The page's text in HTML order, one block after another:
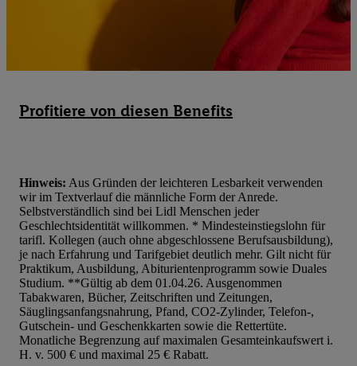
Profitiere von diesen Benefits
Hinweis: Aus Gründen der leichteren Lesbarkeit verwenden
wir im Textverlauf die männliche Form der Anrede.
Selbstverständlich sind bei Lidl Menschen jeder
Geschlechtsidentität willkommen. * Mindesteinstiegslohn für
tarifl. Kollegen (auch ohne abgeschlossene Berufsausbildung),
je nach Erfahrung und Tarifgebiet deutlich mehr. Gilt nicht für
Praktikum, Ausbildung, Abiturientenprogramm sowie Duales
Studium. **Gültig ab dem 01.04.26. Ausgenommen
Tabakwaren, Bücher, Zeitschriften und Zeitungen,
Säuglingsanfangsnahrung, Pfand, CO2-Zylinder, Telefon-,
Gutschein- und Geschenkkarten sowie die Rettertüte.
Monatliche Begrenzung auf maximalen Gesamteinkaufswert i.
H. v. 500 € und maximal 25 € Rabatt.
und zu Ihrem Recht, Ihre Einwilligung jederzeit mit Wirkung für
widerrufen, finden Sie in unseren
Datenschutzbestimmungen.
Unter „Anpassen“ können Sie einzelne
zulassen; das gilt auch für die nachfolgend schlagwortartig
Erfolgsmessung:
Gewährleistung der Sicherheit, Verhinderung und Aufdeckung
Verknüpfung verschiedener Endgeräte, Identifikation von
automatisch übermittelter Informationen, Messung des Erfolgs
Werbekampagnen durch TTD und Nutzung der
Utiq-Technologie für digitales Marketing, sowie:
Verwendung genauer Standortdaten. Erstellung von Profilen
Werbung. Speichern von oder Zugriff auf Informationen auf
Entwicklung und Verbesserung der Angebote. Analyse von
Statistiken oder Kombinationen von Daten aus verschiedenen
Verwendung reduzierter Daten zur Auswahl von
Werbeleistung. Verwendung von Profilen zur Auswahl